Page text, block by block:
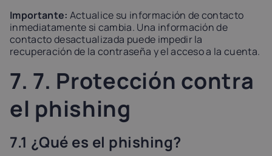
Importante: Actualice su información de contacto
inmediatamente si cambia. Una información de
contacto desactualizada puede impedir la
recuperación de la contraseña y el acceso a la cuenta.
7. 7. Protección contra
el phishing
7.1 ¿Qué es el phishing?